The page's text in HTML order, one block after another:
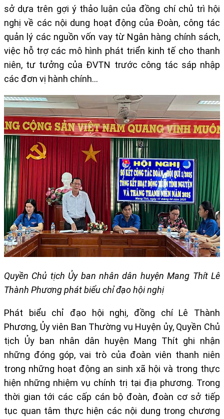
sở dựa trên gợi ý thảo luận của đồng chí chủ trì hội
nghị về các nội dung hoạt động của Đoàn, công tác
quản lý các nguồn vốn vay từ Ngân hàng chính sách,
việc hỗ trợ các mô hình phát triển kinh tế cho thanh
niên, tư tưởng của ĐVTN trước công tác sáp nhập
các đơn vị hành chính…
Quyền Chủ tịch Ủy ban nhân dân huyện Mang Thít Lê
Thành Phương phát biểu chỉ đạo hội nghị
Phát biểu chỉ đạo hội nghị, đồng chí Lê Thành
Phương, Ủy viên Ban Thường vụ Huyện ủy, Quyền Chủ
tịch Ủy ban nhân dân huyện Mang Thít ghi nhận
những đóng góp, vai trò của đoàn viên thanh niên
trong những hoạt động an sinh xã hội và trong thực
hiện những nhiệm vụ chính trị tại địa phương. Trong
thời gian tới các cấp cán bộ đoàn, đoàn cơ sở tiếp
tục quan tâm thực hiện các nội dung trong chương